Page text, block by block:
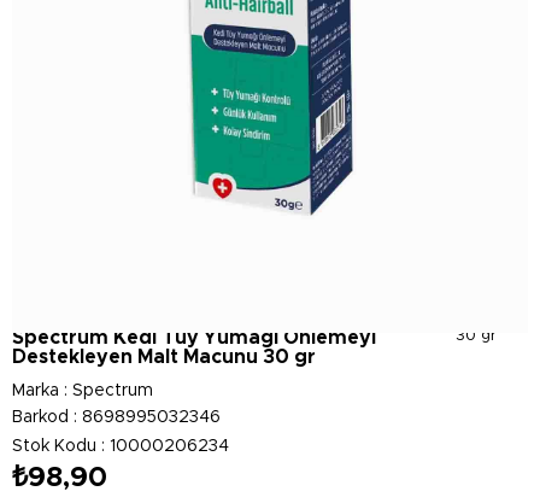
30 gr
Spectrum Kedi Tüy Yumağı Önlemeyi
Destekleyen Malt Macunu 30 gr
Marka : Spectrum
Barkod : 8698995032346
Stok Kodu
10000206234
₺98,90